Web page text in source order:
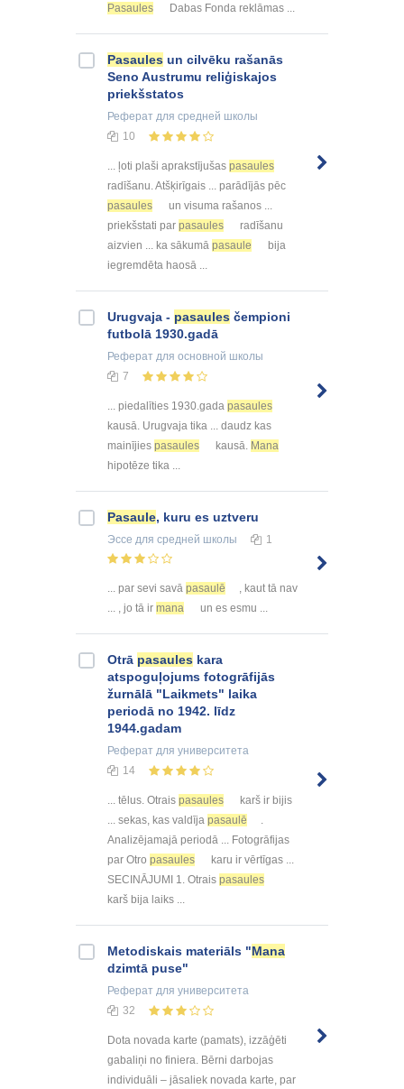
Pasaules
Dabas Fonda reklāmas ...
Pasaules un cilvēku rašanās
Seno Austrumu reliģiskajos
priekšstatos
Реферат для средней школы
10
... ļoti plaši aprakstījušas pasaules
radīšanu. Atšķirīgais ... parādījās pēc
pasaules
un visuma rašanos ...
priekšstati par pasaules
radīšanu
aizvien ... ka sākumā pasaule
bija
iegremdēta haosā ...
Urugvaja - pasaules čempioni
futbolā 1930.gadā
Реферат для основной школы
7
... piedalīties 1930.gada pasaules
kausā. Urugvaja tika ... daudz kas
mainījies pasaules kausā. Mana
hipotēze tika ...
Pasaule, kuru es uztveru
Эссе для средней школы 1
... par sevi savā pasaulē
, kaut tā nav
... , jo tā ir mana un es esmu ...
Otrā pasaules kara
atspoguļojums fotogrāfijās
žurnālā "Laikmets" laika
periodā no 1942. līdz
1944.gadam
Реферат для университета
14
... tēlus. Otrais pasaules
karš ir bijis
... sekas, kas valdīja pasaulē
.
Analizējamajā periodā ... Fotogrāfijas
par Otro pasaules
karu ir vērtīgas ...
SECINĀJUMI 1. Otrais pasaules
karš bija laiks ...
Metodiskais materiāls "Mana
dzimtā puse"
Реферат для университета
32
Dota novada karte (pamats), izzāģēti
gabaliņi no finiera. Bērni darbojas
individuāli – jāsaliek novada karte, par